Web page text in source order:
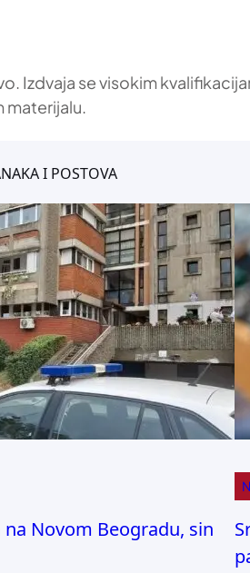
Izdvaja se visokim
materijalu.
I POSTOVA
Novom Beogradu, sin